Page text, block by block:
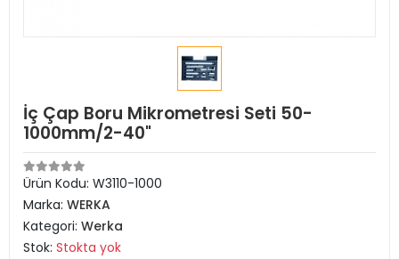
İç Çap Boru Mikrometresi Seti 50-
1000mm/2-40"
Ürün Kodu: W3110-1000
Marka: WERKA
Kategori: Werka
Stok: Stokta yok